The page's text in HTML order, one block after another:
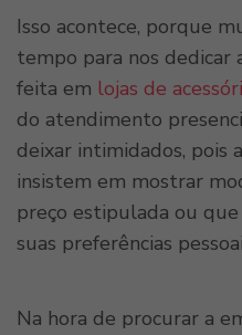
Isso acontece, porque
tempo para nos dedicar
feita em lojas de
do atendimento
deixar intimidados, pois
insistem em mostrar
preço estipulada ou
suas preferências
Na hora de procurar a